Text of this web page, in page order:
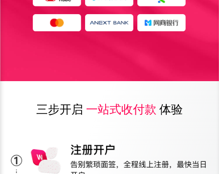
三步开启 一站式收付款 体验